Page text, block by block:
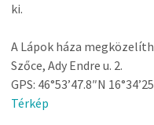
ki.
A Lápok háza
Szőce, Ady Endre u. 2.
GPS: 46°53’47.8″N
Térkép